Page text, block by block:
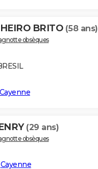
BRITO (58 ans)
obsèques
Cayenne
(29 ans)
obsèques
Cayenne